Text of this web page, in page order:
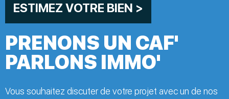
PRENONS UN CAF'
PARLONS IMMO'
Vous souhaitez discuter de votre projet avec un de nos
ESTIMEZ VOTRE BIEN >